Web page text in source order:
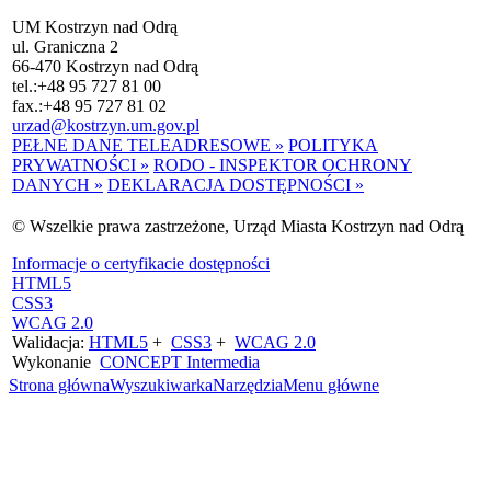
UM Kostrzyn nad Odrą
ul. Graniczna 2
66-470 Kostrzyn nad Odrą
tel.:+48 95 727 81 00
fax.:+48 95 727 81 02
urzad@kostrzyn.um.gov.pl
PEŁNE DANE TELEADRESOWE » POLITYKA
PRYWATNOŚCI » RODO - INSPEKTOR OCHRONY
DANYCH » DEKLARACJA DOSTĘPNOŚCI »
© Wszelkie prawa zastrzeżone, Urząd Miasta Kostrzyn nad Odrą
Informacje o certyfikacie dostępności
HTML5
CSS3
WCAG 2.0
Walidacja: HTML5 + CSS3 + WCAG 2.0
Wykonanie CONCEPT Intermedia
Strona głównaWyszukiwarkaNarzędziaMenu główne